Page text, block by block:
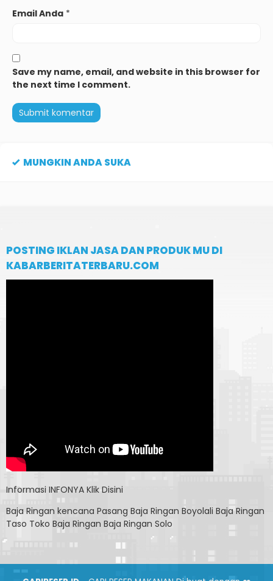
Email Anda *
Save my name, email, and website in this browser for
the next time I comment.
MUNGKIN ANDA SUKA
POSTING IKLAN JASA DAN PRODUK MU DI
KABARBERITATERBARU.COM
Informasi INFONYA Klik Disini
Baja Ringan kencana Pasang Baja Ringan Boyolali Baja Ringan
Taso Toko Baja Ringan Baja Ringan Solo